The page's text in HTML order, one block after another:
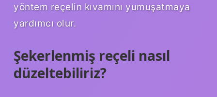
yöntem reçelin kıvamını yumuşatmaya
yardımcı olur.
Şekerlenmiş reçeli nasıl
düzeltebiliriz?